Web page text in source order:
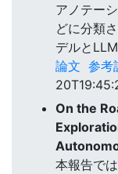
アノテー
どに分類
デルと
論文 参考
On the
本報告で